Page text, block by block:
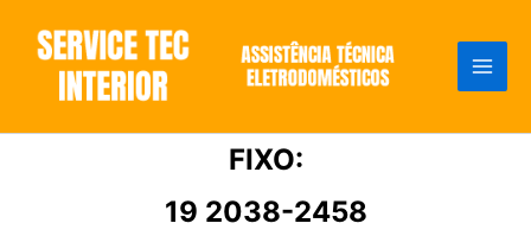
conteúdo
FIXO:
19 2038-2458